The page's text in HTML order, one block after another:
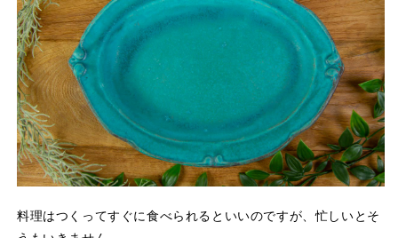
料理はつくってすぐに食べられるといいのですが、忙しいとそ